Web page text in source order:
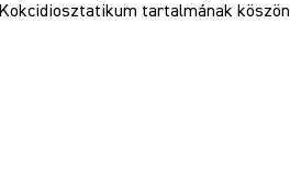
Kokcidiosztatikum tartalmának